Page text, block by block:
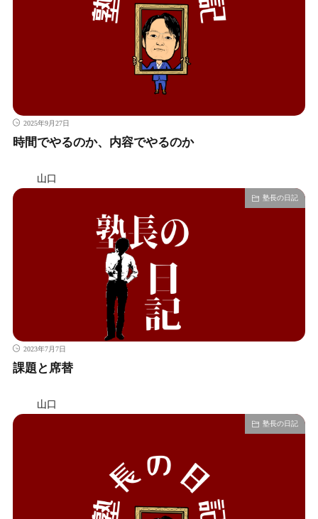
2025年9月27日
時間でやるのか、内容でやるのか
山口
塾長の日記
2023年7月7日
課題と席替
山口
塾長の日記